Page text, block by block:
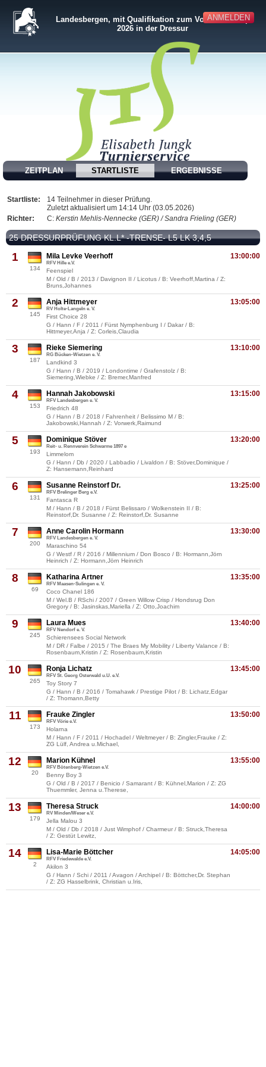
ANMELDEN
Landesbergen, mit Qualifikation zum Volksbank-Cup
2026 in der Dressur
ZEITPLAN STARTLISTE ERGEBNISSE
Startliste:
14 Teilnehmer in dieser Prüfung.
Zuletzt aktualisiert um 14:14 Uhr (03.05.2026)
Richter:
C: Kerstin Mehlis-Nennecke (GER) / Sandra Frieling (GER)
25 DRESSURPRÜFUNG KL.L* -TRENSE- L5 LK 3,4,5
1
134
13:00:00
Mila Levke Veerhoff
RFV Hille e.V.
Feenspiel
M / Old / B / 2013 / Davignon II / Licotus / B: Veerhoff,Martina / Z:
Bruns,Johannes
2
145
13:05:00
Anja Hittmeyer
RV Holte-Langeln e. V.
First Choice 28
G / Hann / F / 2011 / Fürst Nymphenburg I / Dakar / B:
Hittmeyer,Anja / Z: Corleis,Claudia
3
187
13:10:00
Rieke Siemering
RG Bücken-Wietzen e. V.
Landkind 3
G / Hann / B / 2019 / Londontime / Grafenstolz / B:
Siemering,Wiebke / Z: Bremer,Manfred
4
153
13:15:00
Hannah Jakobowski
RFV Landesbergen e. V.
Friedrich 48
G / Hann / B / 2018 / Fahrenheit / Belissimo M / B:
Jakobowski,Hannah / Z: Vorwerk,Raimund
5
193
13:20:00
Dominique Stöver
Reit- u. Rennverein Schwarme 1897 e
Limmelom
G / Hann / Db / 2020 / Labbadio / Livaldon / B: Stöver,Dominique /
Z: Hansemann,Reinhard
6
131
13:25:00
Susanne Reinstorf Dr.
RFV Brelinger Berg e.V.
Fantasca R
M / Hann / B / 2018 / Fürst Belissaro / Wolkenstein II / B:
Reinstorf,Dr. Susanne / Z: Reinstorf,Dr. Susanne
7
200
13:30:00
Anne Carolin Hormann
RFV Landesbergen e. V.
Maraschino 54
G / Westf / R / 2016 / Millennium / Don Bosco / B: Hormann,Jörn
Heinrich / Z: Hormann,Jörn Heinrich
8
69
13:35:00
Katharina Artner
RFV Maasen-Sulingen e. V.
Coco Chanel 186
M / Wel.B / RSchi / 2007 / Green Willow Crisp / Hondsrug Don
Gregory / B: Jasinskas,Mariella / Z: Otto,Joachim
9
245
13:40:00
Laura Mues
RFV Nendorf e. V.
Schierensees Social Network
M / DR / Falbe / 2015 / The Braes My Mobility / Liberty Valance / B:
Rosenbaum,Kristin / Z: Rosenbaum,Kristin
10
265
13:45:00
Ronja Lichatz
RFV St. Georg Osterwald u.U. e.V.
Toy Story 7
G / Hann / B / 2016 / Tomahawk / Prestige Pilot / B: Lichatz,Edgar
/ Z: Thomann,Betty
11
173
13:50:00
Frauke Zingler
RFV Vörie e.V.
Holarna
M / Hann / F / 2011 / Hochadel / Weltmeyer / B: Zingler,Frauke / Z:
ZG Lülf, Andrea u.Michael,
12
20
13:55:00
Marion Kühnel
RFV Bötenberg-Wietzen e.V.
Benny Boy 3
G / Old / B / 2017 / Benicio / Samarant / B: Kühnel,Marion / Z: ZG
Thuemmler, Jenna u.Therese,
13
179
14:00:00
Theresa Struck
RV Minden/Weser e.V.
Jella Malou 3
M / Old / Db / 2018 / Just Wimphof / Charmeur / B: Struck,Theresa
/ Z: Gestüt Lewitz,
14
2
14:05:00
Lisa-Marie Böttcher
RFV Friedewalde e.V.
Akilon 3
G / Hann / Schi / 2011 / Avagon / Archipel / B: Böttcher,Dr. Stephan
/ Z: ZG Hasselbrink, Christian u.Iris,